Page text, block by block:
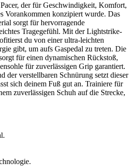
der für Geschwindigkeit, Komfort,
Vorankommen konzipiert wurde. Das
sorgt für hervorragende
Tragegefühl. Mit der Lightstrike-
du von einer ultra-leichten
gibt, um aufs Gaspedal zu treten. Die
für einen dynamischen Rückstoß,
für zuverlässigen Grip garantiert.
der verstellbaren Schnürung setzt dieser
sich deinem Fuß gut an. Trainiere für
zuverlässigen Schuh auf die Strecke,